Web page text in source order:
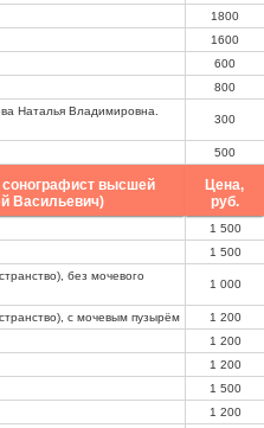
1800
1600
600
800
Наталья Владимировна.
300
500
высшей
Васильевич)
Цена,
руб.
1 500
1 500
без мочевого
1 000
с мочевым пузырём
1 200
1 200
1 200
1 500
1 200